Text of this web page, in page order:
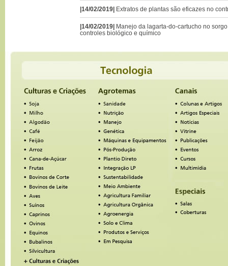
|14/02/2019| Extratos de plantas são eficazes no
|14/02/2019| Manejo da lagarta-do-cartucho no
controles biológico e químico